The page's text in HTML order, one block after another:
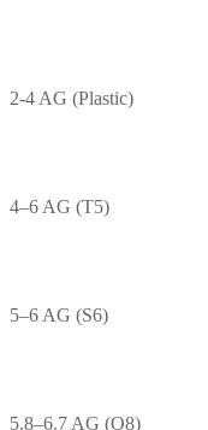
2-4 AG (Plastic)
4–6 AG (T5)
5–6 AG (S6)
5.8–6.7 AG (O8)